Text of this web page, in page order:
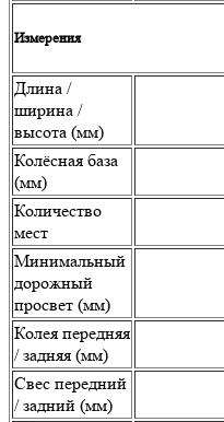
Измерения
Длина /
ширина /
высота (мм)
Колёсная база
(мм)
Количество
мест
Минимальный
дорожный
просвет (мм)
Колея передняя
/ задняя (мм)
Свес передний
/ задний (мм)